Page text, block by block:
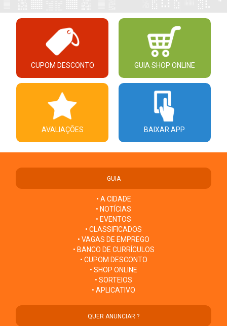
CUPOM DESCONTO GUIA SHOP ONLINE
AVALIAÇÕES BAIXAR APP
GUIA
• A CIDADE
• NOTÍCIAS
• EVENTOS
• CLASSIFICADOS
• VAGAS DE EMPREGO
• BANCO DE CURRÍCULOS
• CUPOM DESCONTO
• SHOP ONLINE
• SORTEIOS
• APLICATIVO
QUER ANUNCIAR ?